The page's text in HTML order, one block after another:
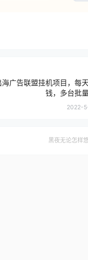
海广告联盟挂机项目，每
钱，多台批
2022-
黑夜无论怎样